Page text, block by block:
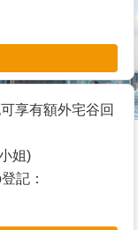
享有額外宅谷回
姐)
記：